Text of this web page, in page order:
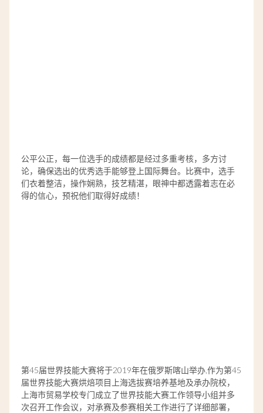
公平公正，每一位选手的成绩都是经过多重考核，多方讨
论，确保选出的优秀选手能够登上国际舞台。比赛中，选手
们衣着整洁，操作娴熟，技艺精湛，眼神中都透露着志在必
得的信心，预祝他们取得好成绩！
第45届世界技能大赛将于2019年在俄罗斯喀山举办,作为第45
届世界技能大赛烘焙项目上海选拔赛培养基地及承办院校，
上海市贸易学校专门成立了世界技能大赛工作领导小组并多
次召开工作会议，对承赛及参赛相关工作进行了详细部署，